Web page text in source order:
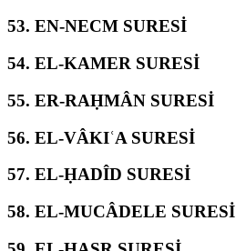
53. EN-NECM SURESİ
54. EL-KAMER SURESİ
55. ER-RAḤMÂN SURESİ
56. EL-VÂKIʿA SURESİ
57. EL-ḤADÎD SURESİ
58. EL-MUCÂDELE SURESİ